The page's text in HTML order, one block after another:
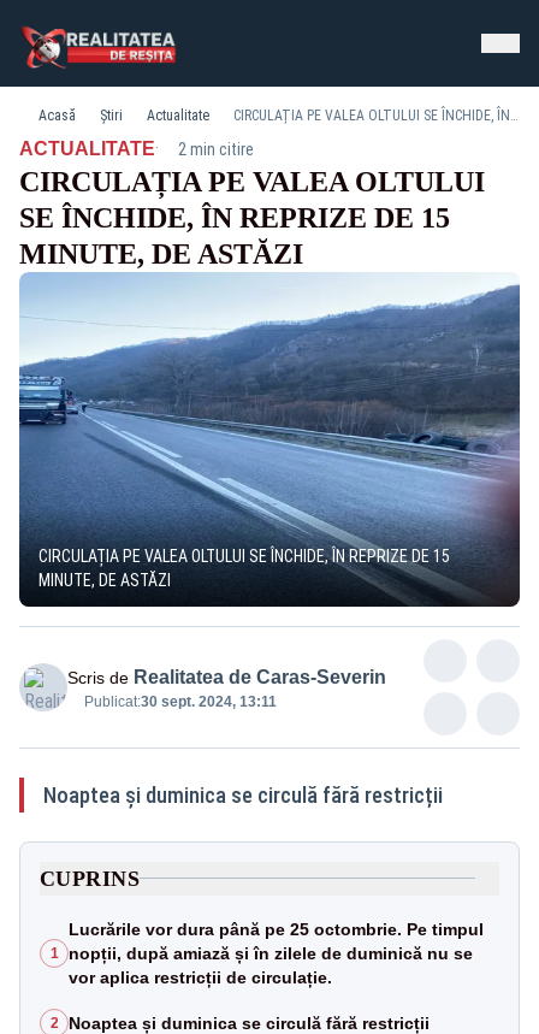
Acasă Știri Actualitate CIRCULAȚIA PE VALEA OLTULUI SE ÎNCHIDE, ÎN REPRIZE DE 15 MINUTE, DE ASTĂZI
ACTUALITATE· 2 min citire
CIRCULAȚIA PE VALEA OLTULUI
SE ÎNCHIDE, ÎN REPRIZE DE 15
MINUTE, DE ASTĂZI
CIRCULAȚIA PE VALEA OLTULUI SE ÎNCHIDE, ÎN REPRIZE DE 15
MINUTE, DE ASTĂZI
Scris de Realitatea de Caras-Severin
Publicat:30 sept. 2024, 13:11
Noaptea și duminica se circulă fără restricții
CUPRINS
1
Lucrările vor dura până pe 25 octombrie. Pe timpul
nopții, după amiază și în zilele de duminică nu se
vor aplica restricții de circulație.
2 Noaptea și duminica se circulă fără restricții